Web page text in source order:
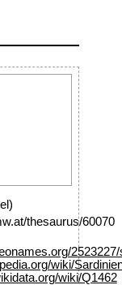
thesaurus/60070
wiki/
wiki/Q1462